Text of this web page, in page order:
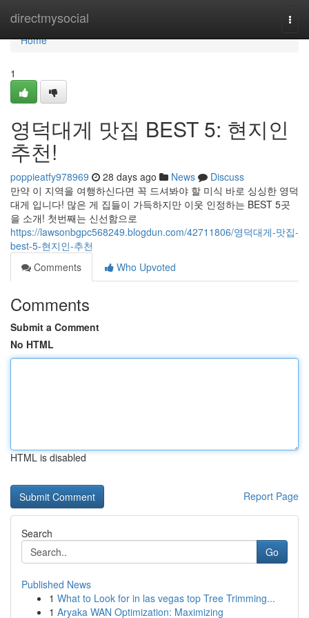
directmysocial
Home
Home
1
영덕대게 맛집 BEST 5: 현지인
추천!
poppieatfy978969 28 days ago News
Discuss
만약 이 지역을 여행하신다면 꼭 드셔봐야 할 미식 바로 싱싱한 영덕
대게 입니다! 많은 게 집들이 가득하지만 이웃 인정하는 BEST 5곳
을 소개! 첫번째는 신선함으로
https://lawsonbgpc568249.blogdun.com/42711806/영덕대게-맛집-
best-5-현지인-추천
Comments
Who Upvoted
Comments
Submit a Comment
No HTML
HTML is disabled
Report Page
Search
Go
Published News
1 What to Look for in las vegas top Tree Trimming...
1 Aryaka WAN Optimization: Maximizing